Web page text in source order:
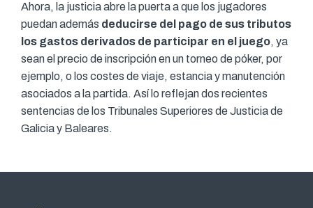
Ahora, la justicia abre la puerta a que los jugadores
puedan además deducirse del pago de sus tributos
los gastos derivados de participar en el juego, ya
sean el precio de inscripción en un torneo de póker, por
ejemplo, o los costes de viaje, estancia y manutención
asociados a la partida. Así lo reflejan dos recientes
sentencias de los Tribunales Superiores de Justicia de
Galicia y Baleares.